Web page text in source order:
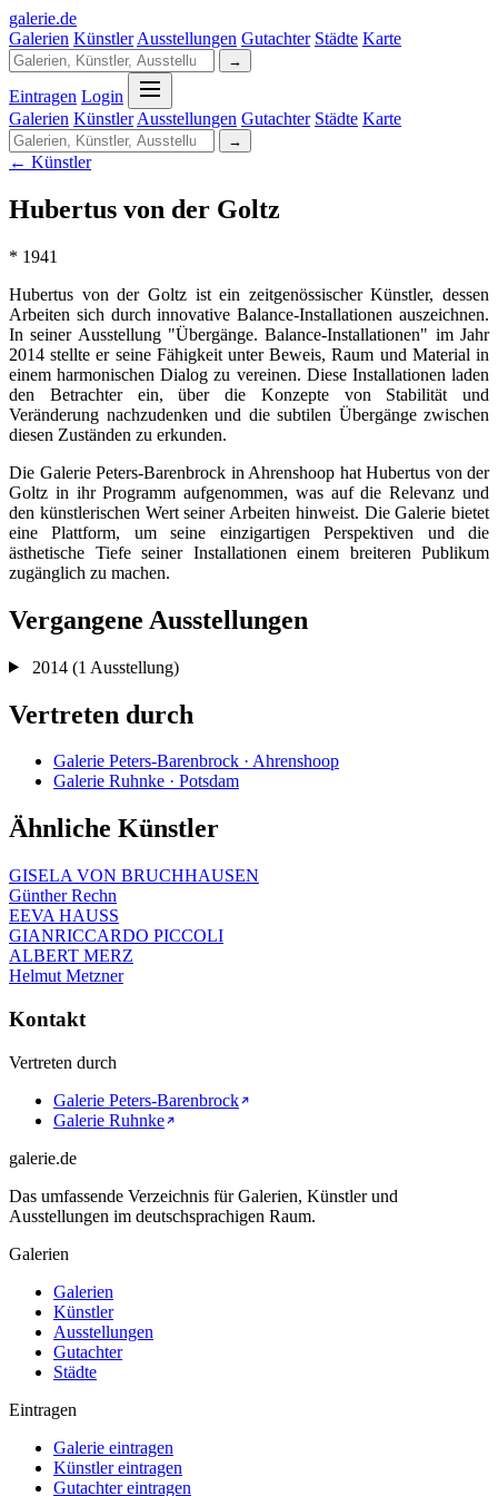
galerie.de
Galerien Künstler Ausstellungen Gutachter Städte Karte
→
Eintragen Login
Galerien Künstler Ausstellungen Gutachter Städte Karte
→
← Künstler
Hubertus von der Goltz
* 1941
Hubertus von der Goltz ist ein zeitgenössischer Künstler, dessen
Arbeiten sich durch innovative Balance-Installationen auszeichnen.
In seiner Ausstellung "Übergänge. Balance-Installationen" im Jahr
2014 stellte er seine Fähigkeit unter Beweis, Raum und Material in
einem harmonischen Dialog zu vereinen. Diese Installationen laden
den Betrachter ein, über die Konzepte von Stabilität und
Veränderung nachzudenken und die subtilen Übergänge zwischen
diesen Zuständen zu erkunden.
Die Galerie Peters-Barenbrock in Ahrenshoop hat Hubertus von der
Goltz in ihr Programm aufgenommen, was auf die Relevanz und
den künstlerischen Wert seiner Arbeiten hinweist. Die Galerie bietet
eine Plattform, um seine einzigartigen Perspektiven und die
ästhetische Tiefe seiner Installationen einem breiteren Publikum
zugänglich zu machen.
Vergangene Ausstellungen
2014 (1 Ausstellung)
Vertreten durch
Galerie Peters-Barenbrock · Ahrenshoop
Galerie Ruhnke · Potsdam
Ähnliche Künstler
GISELA VON BRUCHHAUSEN
Günther Rechn
EEVA HAUSS
GIANRICCARDO PICCOLI
ALBERT MERZ
Helmut Metzner
Kontakt
Vertreten durch
Galerie Peters-Barenbrock
Galerie Ruhnke
galerie.de
Das umfassende Verzeichnis für Galerien, Künstler und
Ausstellungen im deutschsprachigen Raum.
Galerien
Galerien
Künstler
Ausstellungen
Gutachter
Städte
Eintragen
Galerie eintragen
Künstler eintragen
Gutachter eintragen